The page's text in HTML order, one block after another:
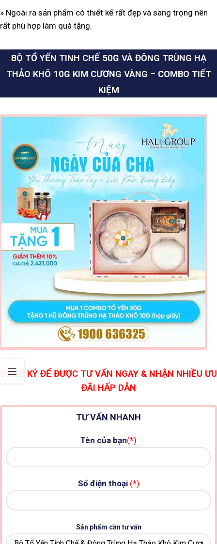
» Ngoài ra sản phẩm có thiết kế rất đẹp và sang trọng nên
rất phù hợp làm quà tặng.
BỘ TỔ YẾN TINH CHẾ 50G VÀ ĐÔNG TRÙNG HẠ
THẢO KHÔ 10G KIM CƯƠNG VÀNG – COMBO TIẾT
KIỆM
ĐĂNG KÝ ĐỂ ĐƯỢC TƯ VẤN NGAY & NHẬN NHIỀU ƯU
ĐÃI HẤP DẪN
TƯ VẤN NHANH
Tên của bạn(*)
Số điện thoại (*)
Sản phẩm cần tư vấn